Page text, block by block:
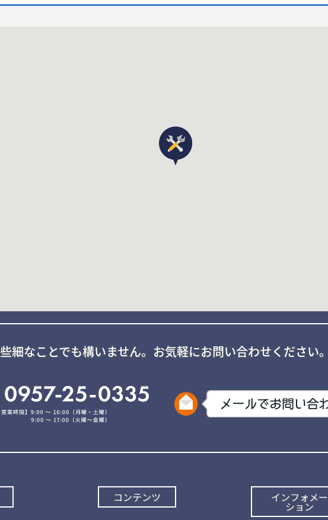
些細なことでも構いません。 お気軽にお問い合わせください。
コンテンツ インフォメー
ション